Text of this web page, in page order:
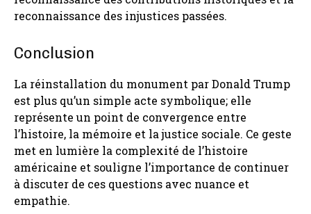
reconnaissance des injustices passées.
Conclusion
La réinstallation du monument par Donald Trump
est plus qu’un simple acte symbolique; elle
représente un point de convergence entre
l’histoire, la mémoire et la justice sociale. Ce geste
met en lumière la complexité de l’histoire
américaine et souligne l’importance de continuer
à discuter de ces questions avec nuance et
empathie.